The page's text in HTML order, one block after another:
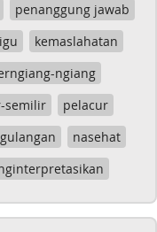
penanggung jawab
kemaslahatan
ngiang
semilir
pelacur
nasehat